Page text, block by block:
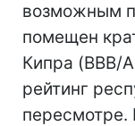
возможным
помещен
Кипра (BBB/
рейтинг